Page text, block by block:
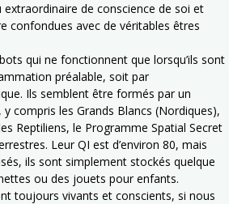
de conscience de soi et
confondues avec de véritables êtres
qui ne fonctionnent que lorsqu’ils sont
préalable, soit par
Ils semblent être formés par un
compris les Grands Blancs (Nordiques),
Reptiliens, le Programme Spatial Secret
Leur QI est d’environ 80, mais
ils sont simplement stockés quelque
ou des jouets pour enfants.
toujours vivants et conscients, si nous